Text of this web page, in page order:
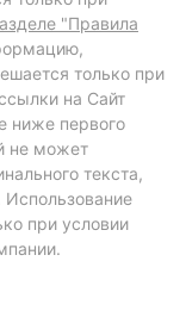
"Правила
только при
на Сайт
ниже первого
не может
текста,
Использование
при условии